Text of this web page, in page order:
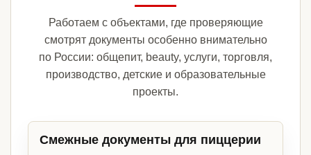
Работаем с объектами, где проверяющие
смотрят документы особенно внимательно
по России: общепит, beauty, услуги, торговля,
производство, детские и образовательные
проекты.
Смежные документы для пиццерии